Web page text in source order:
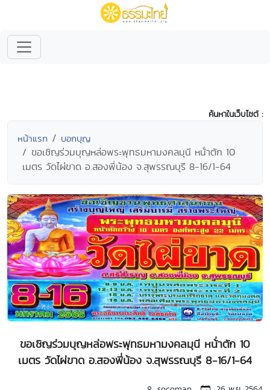
ค้นหาในเว็บไซต์ :
หน้าแรก บอกบุญ
ขอเชิญร่วมบุญหล่อพระพุทธมหามงคลมุนี หน้่าตัก 10
เมตร วัดไผ่ขาด อ.สองพี่น้อง จ.สุพรรณบุรี 8-16/1-64
ขอเชิญร่วมบุญหล่อพระพุทธมหามงคลมุนี หน้่าตัก 10
เมตร วัดไผ่ขาด อ.สองพี่น้อง จ.สุพรรณบุรี 8-16/1-64